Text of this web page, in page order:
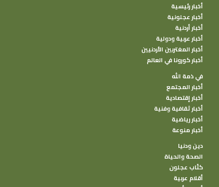
أخبار رئيسية
أخبار عجلونية
أخبار أردنية
أخبار عربية ودولية
أخبار المغتربين الأردنيين
أخبار كورونا في العالم
في ذمة الله
أخبار المجتمع
أخبار إقتصادية
أخبار ثقافية وفنية
أخبار رياضية
أخبار منوعة
دين ودنيا
الصحة والحياة
كتًاب عجلون
أقلام عربية